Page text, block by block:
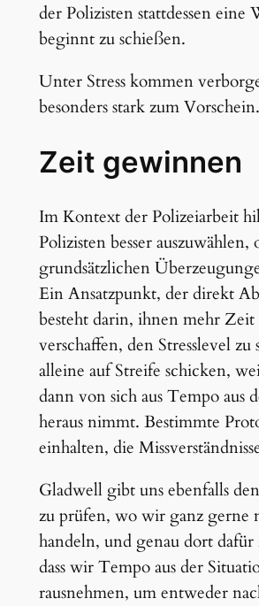
der Polizisten stattdessen eine
beginnt zu schießen.
Unter Stress kommen
besonders stark zum Vorschein.
Zeit gewinnen
Im Kontext der Polizeiarbeit
Polizisten besser auszuwählen,
grundsätzlichen
Ein Ansatzpunkt, der direkt
besteht darin, ihnen mehr Zeit
verschaffen, den Stresslevel zu
alleine auf Streife schicken,
dann von sich aus Tempo aus
heraus nimmt. Bestimmte
einhalten, die
Gladwell gibt uns ebenfalls
zu prüfen, wo wir ganz gerne
handeln, und genau dort dafür
dass wir Tempo aus der
rausnehmen, um entweder